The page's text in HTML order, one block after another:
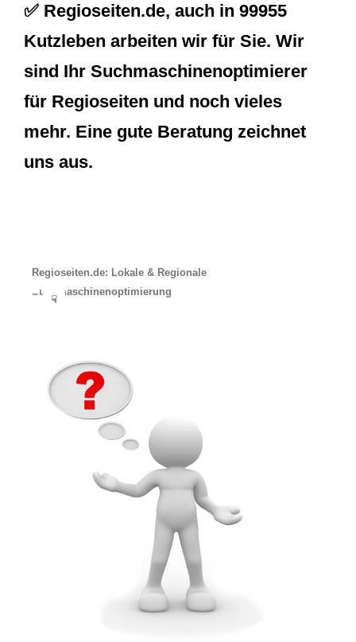
✅ Regioseiten.de, auch in 99955
Kutzleben arbeiten wir für Sie. Wir
sind Ihr Suchmaschinenoptimierer
für Regioseiten und noch vieles
mehr. Eine gute Beratung zeichnet
uns aus.
Regioseiten.de: Lokale & Regionale
Suchmaschinenoptimierung
☟